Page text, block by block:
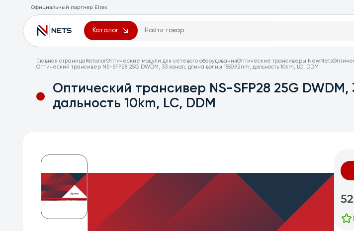
Официальный партнер Eltex
Каталог
Главная страницаКаталогОптические модули для сетевого оборудованияОптические трансиверы NewNets
Оптический трансивер NS-SFP28 25G DWDM, 33 канал, длина волны 1550.92nm, дальность 10km, LC, DDM
Оптический трансивер NS-SFP28 25G
дальность 10km, LC, DDM